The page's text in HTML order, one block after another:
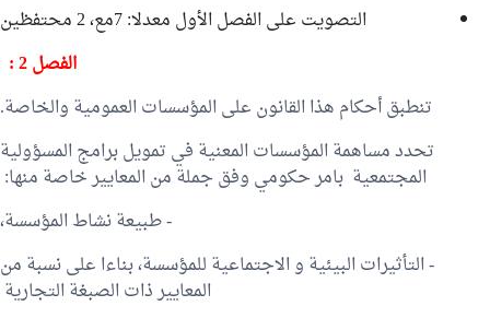
التصويت على الفصل الأول معدلا: 7مع، 2 محتفظين
الفصل 2 :
تنطبق أحكام هذا القانون على المؤسسات العمومية والخاصة.
تحدد مساهمة المؤسسات المعنية في تمويل برامج المسؤولية
المجتمعية بامر حكومي وفق جملة من المعايير خاصة منها:
- طبيعة نشاط المؤسسة،
- التأثيرات البيئية و الاجتماعية للمؤسسة، بناءا على نسبة من
المعايير ذات الصبغة التجارية